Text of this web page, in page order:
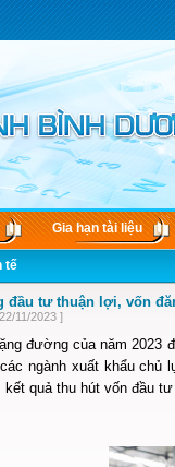
Gia hạn tài liệu
tế
đầu tư thuận lợi, vốn
11/2023 ]
đường của năm 2023
ngành xuất khẩu
kết quả thu hút vốn đầu